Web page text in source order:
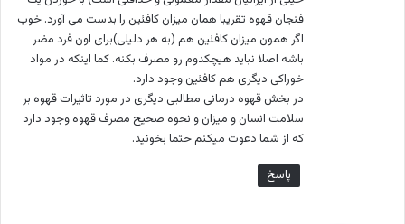
فنجان قهوه تقریبا همان میزان کافئین را بدست می آورد. خوب
اگر همون میزان کافئین هم (به هر دلیلی)برای اون فرد مضر
باشه اصلا نباید هیچکدوم رو مصرف بکنه. کما اینکه در مواد
خوراکی دیگری هم کافئین وجود دارد.
در بخش قهوه درمانی مطالبی دیگری در مورد تاثیرات قهوه بر
سلامت انسان و میزان و نحوه صحیح مصرف قهوه وجود دارد
که از شما دعوت میکنم حتما بخونید.
پاسخ